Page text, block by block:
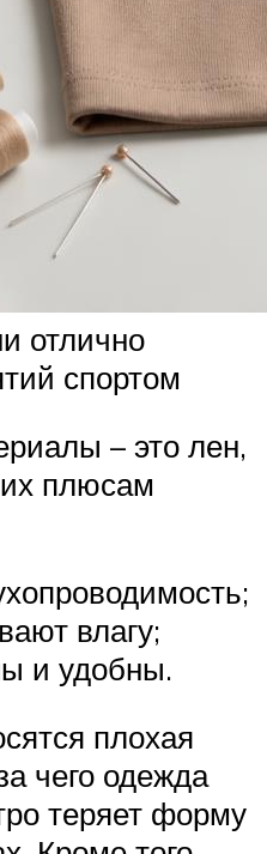
отлично
спортом
– это лен,
плюсам
влагу;
и удобны.
плохая
чего одежда
теряет форму